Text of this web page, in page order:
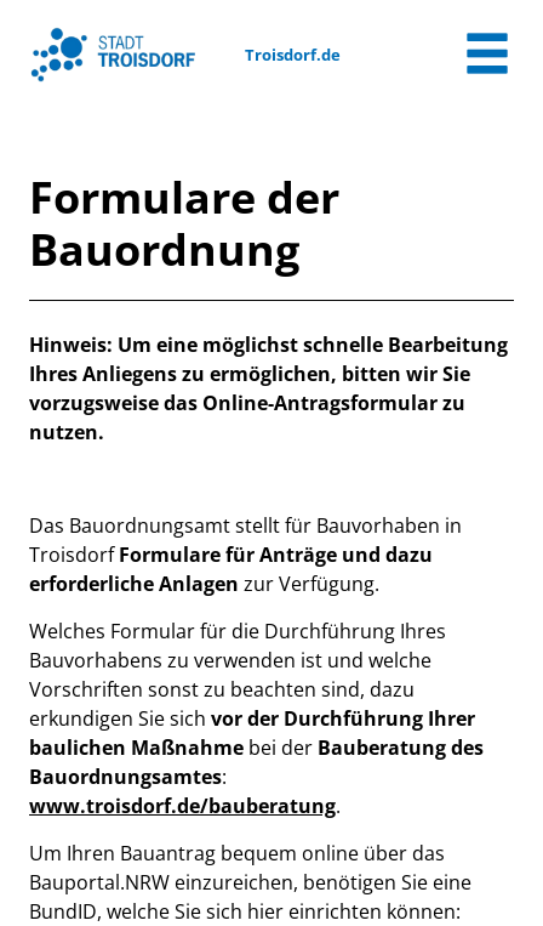
Zum Hauptinhalt springen
Troisdorf.de
Formulare der
Bauordnung
Beschreibung
Hinweis: Um eine möglichst schnelle Bearbeitung
Ihres Anliegens zu ermöglichen, bitten wir Sie
vorzugsweise das Online-Antragsformular zu
nutzen.
Das Bauordnungsamt stellt für Bauvorhaben in
TroisdorfFormulare für Anträge und dazu
erforderliche Anlagen zur Verfügung.
Welches Formular für die Durchführung Ihres
Bauvorhabens zu verwenden ist und welche
Vorschriften sonst zu beachten sind, dazu
erkundigen Sie sich vor der Durchführung Ihrer
baulichen Maßnahme bei der Bauberatung des
Bauordnungsamtes:
www.troisdorf.de/bauberatung.
Um Ihren Bauantrag bequem online über das
Bauportal.NRW einzureichen, benötigen Sie eine
BundID, welche Sie sich hier einrichten können: